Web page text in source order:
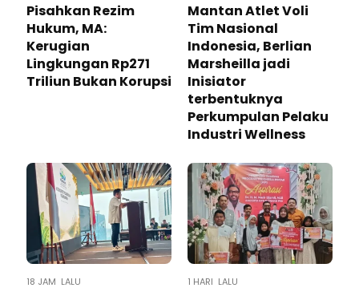
Pisahkan Rezim
Hukum, MA:
Kerugian
Lingkungan Rp271
Triliun Bukan Korupsi
Mantan Atlet Voli
Tim Nasional
Indonesia, Berlian
Marsheilla jadi
Inisiator
terbentuknya
Perkumpulan Pelaku
Industri Wellness
18 JAM LALU 1 HARI LALU